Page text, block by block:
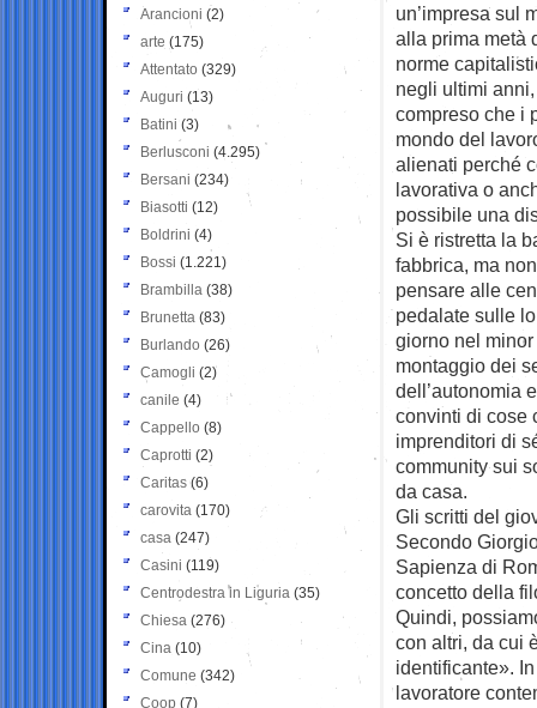
un’impresa sul
alla prima metà
norme
negli ultimi
compreso che i
mondo del
alienati perché
lavorativa o
possibile una
Si è ristretta la
fabbrica, ma
pensare alle
pedalate sulle
giorno nel
montaggio dei
dell’autonomia
convinti di cose
imprenditori di
community sui
da casa.
Gli scritti del
Secondo
Sapienza di
concetto della
Quindi,
con altri, da cui
identificante».
lavoratore
Arancioni (2)
arte (175)
Attentato (329)
Auguri (13)
Batini (3)
Berlusconi (4.295)
Bersani (234)
Biasotti (12)
Boldrini (4)
Bossi (1.221)
Brambilla (38)
Brunetta (83)
Burlando (26)
Camogli (2)
canile (4)
Cappello (8)
Caprotti (2)
Caritas (6)
carovita (170)
casa (247)
Casini (119)
Centrodestra in Liguria (35)
Chiesa (276)
Cina (10)
Comune (342)
Coop (7)